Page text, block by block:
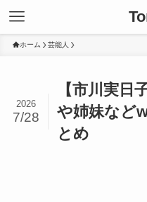
ホーム 芸能人
【市川実日
や姉妹など
とめ
2026
7/28